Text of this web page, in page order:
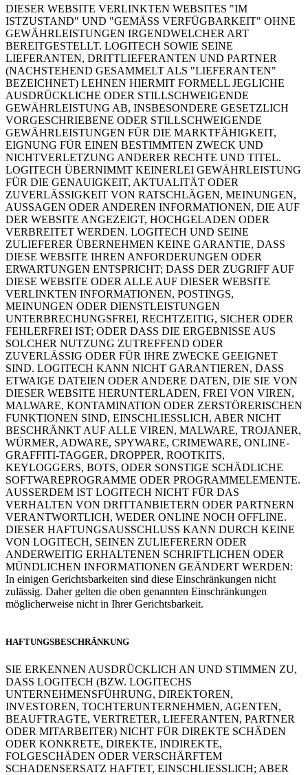
DIESER WEBSITE VERLINKTEN WEBSITES "IM
ISTZUSTAND" UND "GEMÄSS VERFÜGBARKEIT" OHNE
GEWÄHRLEISTUNGEN IRGENDWELCHER ART
BEREITGESTELLT. LOGITECH SOWIE SEINE
LIEFERANTEN, DRITTLIEFERANTEN UND PARTNER
(NACHSTEHEND GESAMMELT ALS "LIEFERANTEN"
BEZEICHNET) LEHNEN HIERMIT FORMELL JEGLICHE
AUSDRÜCKLICHE ODER STILLSCHWEIGENDE
GEWÄHRLEISTUNG AB, INSBESONDERE GESETZLICH
VORGESCHRIEBENE ODER STILLSCHWEIGENDE
GEWÄHRLEISTUNGEN FÜR DIE MARKTFÄHIGKEIT,
EIGNUNG FÜR EINEN BESTIMMTEN ZWECK UND
NICHTVERLETZUNG ANDERER RECHTE UND TITEL.
LOGITECH ÜBERNIMMT KEINERLEI GEWÄHRLEISTUNG
FÜR DIE GENAUIGKEIT, AKTUALITÄT ODER
ZUVERLÄSSIGKEIT VON RATSCHLÄGEN, MEINUNGEN,
AUSSAGEN ODER ANDEREN INFORMATIONEN, DIE AUF
DER WEBSITE ANGEZEIGT, HOCHGELADEN ODER
VERBREITET WERDEN. LOGITECH UND SEINE
ZULIEFERER ÜBERNEHMEN KEINE GARANTIE, DASS
DIESE WEBSITE IHREN ANFORDERUNGEN ODER
ERWARTUNGEN ENTSPRICHT; DASS DER ZUGRIFF AUF
DIESE WEBSITE ODER ALLE AUF DIESER WEBSITE
VERLINKTEN INFORMATIONEN, POSTINGS,
MEINUNGEN ODER DIENSTLEISTUNGEN
UNTERBRECHUNGSFREI, RECHTZEITIG, SICHER ODER
FEHLERFREI IST; ODER DASS DIE ERGEBNISSE AUS
SOLCHER NUTZUNG ZUTREFFEND ODER
ZUVERLÄSSIG ODER FÜR IHRE ZWECKE GEEIGNET
SIND. LOGITECH KANN NICHT GARANTIEREN, DASS
ETWAIGE DATEIEN ODER ANDERE DATEN, DIE SIE VON
DIESER WEBSITE HERUNTERLADEN, FREI VON VIREN,
MALWARE, KONTAMINATION ODER ZERSTÖRERISCHEN
FUNKTIONEN SIND, EINSCHLIESSLICH, ABER NICHT
BESCHRÄNKT AUF ALLE VIREN, MALWARE, TROJANER,
WÜRMER, ADWARE, SPYWARE, CRIMEWARE, ONLINE-
GRAFFITI-TAGGER, DROPPER, ROOTKITS,
KEYLOGGERS, BOTS, ODER SONSTIGE SCHÄDLICHE
SOFTWAREPROGRAMME ODER PROGRAMMELEMENTE.
AUSSERDEM IST LOGITECH NICHT FÜR DAS
VERHALTEN VON DRITTANBIETERN ODER PARTNERN
VERANTWORTLICH, WEDER ONLINE NOCH OFFLINE.
DIESER HAFTUNGSAUSSCHLUSS KANN DURCH KEINE
VON LOGITECH, SEINEN ZULIEFERERN ODER
ANDERWEITIG ERHALTENEN SCHRIFTLICHEN ODER
MÜNDLICHEN INFORMATIONEN GEÄNDERT WERDEN:
In einigen Gerichtsbarkeiten sind diese Einschränkungen nicht
zulässig. Daher gelten die oben genannten Einschränkungen
möglicherweise nicht in Ihrer Gerichtsbarkeit.
HAFTUNGSBESCHRÄNKUNG
SIE ERKENNEN AUSDRÜCKLICH AN UND STIMMEN ZU,
DASS LOGITECH (BZW. LOGITECHS
UNTERNEHMENSFÜHRUNG, DIREKTOREN,
INVESTOREN, TOCHTERUNTERNEHMEN, AGENTEN,
BEAUFTRAGTE, VERTRETER, LIEFERANTEN, PARTNER
ODER MITARBEITER) NICHT FÜR DIREKTE SCHÄDEN
ODER KONKRETE, DIREKTE, INDIREKTE,
FOLGESCHÄDEN ODER VERSCHÄRFTEM
SCHADENSERSATZ HAFTET, EINSCHLIESSLICH; ABER